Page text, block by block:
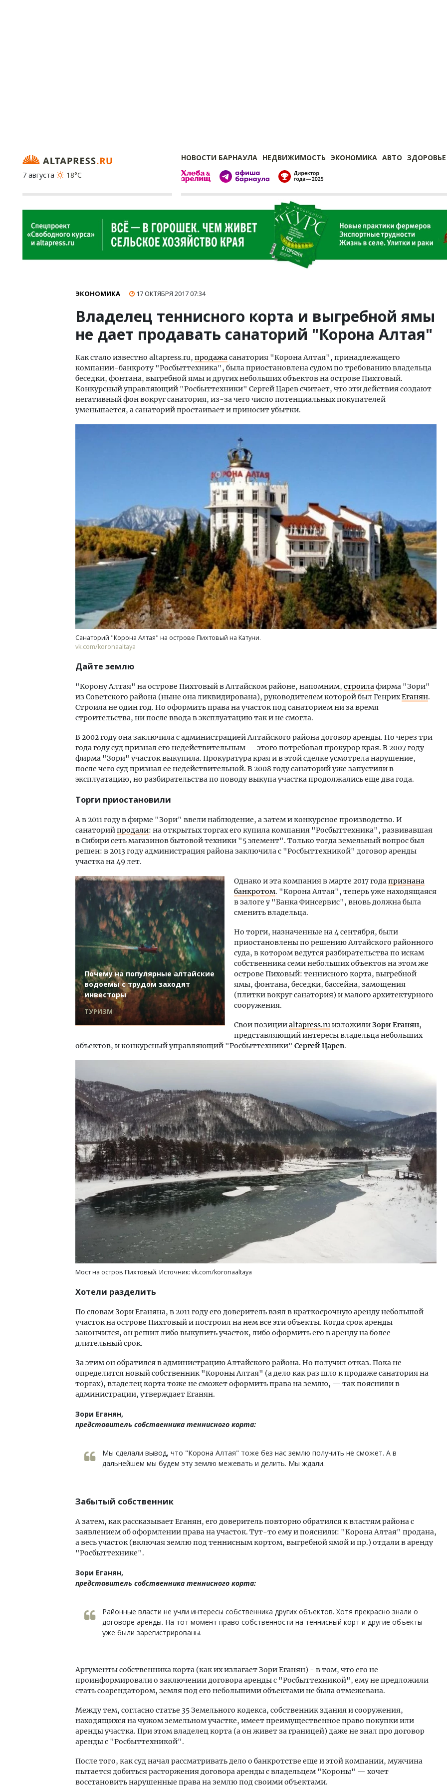
НОВОСТИ БАРНАУЛА НЕДВИЖИМОСТЬ ЭКОНОМИКА АВТО ЗДОРОВЬЕ
7 августа
18°C
ЭКОНОМИКА 17 ОКТЯБРЯ 201707:34
Владелец теннисного корта и выгребной ямы
не дает продавать санаторий "Корона Алтая"
Как стало известно altapress.ru, продажасанатория "Корона Алтая", принадлежащего
компании-банкроту "Росбыттехника", была приостановлена судом по требованию владельца
беседки, фонтана, выгребной ямы и других небольших объектов на острове Пихтовый.
Конкурсный управляющий "Росбыттехники" Сергей Царев считает, что эти действия создают
негативный фон вокруг санатория, из-за чего число потенциальных покупателей
уменьшается, а санаторий простаивает и приносит убытки.
Санаторий "Корона Алтая" на острове Пихтовый на Катуни.
vk.com/koronaaltaya
Дайте землю
"Корону Алтая" на острове Пихтовый в Алтайском районе, напомним, строилафирма "Зори"
из Советского района (ныне она ликвидирована), руководителем которой был ГенрихЕганян.
Строила не один год. Но оформить права на участок под санаторием ни за время
строительства, ни после ввода в эксплуатацию так и не смогла.
В 2002 году она заключила с администрацией Алтайского района договор аренды. Но через три
года году суд признал его недействительным — этого потребовал прокурор края. В 2007 году
фирма "Зори" участок выкупила. Прокуратура края и в этой сделке усмотрела нарушение,
после чего суд признал ее недействительной. В 2008 году санаторий уже запустили в
эксплуатацию, но разбирательства по поводу выкупа участка продолжались еще два года.
Торги приостановили
А в 2011 году в фирме "Зори" ввели наблюдение, а затем и конкурсное производство. И
санаторийпродали: на открытых торгах его купила компания "Росбыттехника", развивавшая
в Сибири сеть магазинов бытовой техники "5 элемент". Только тогда земельный вопрос был
решен: в 2013 году администрация района заключила с "Росбыттехникой" договор аренды
участка на 49 лет.
Почему на популярные алтайские
водоемы с трудом заходят
инвесторы
ТУРИЗМ
Однако и эта компания в марте 2017 годапризнана
банкротом. "Корона Алтая", теперь уже находящаяся
в залоге у "Банка Финсервис", вновь должна была
сменить владельца.
Но торги, назначенные на 4 сентября, были
приостановлены по решению Алтайского районного
суда, в котором ведутся разбирательства по искам
собственника семи небольших объектов на этом же
острове Пиховый: теннисного корта, выгребной
ямы, фонтана, беседки, бассейна, замощения
(плитки вокруг санатория) и малого архитектурного
сооружения.
Свои позицииaltapress.ruизложили Зори Еганян,
представляющий интересы владельца небольших
объектов, и конкурсный управляющий "Росбыттехники" Сергей Царев.
Мост на остров Пихтовый. Источник: vk.com/koronaaltaya
Хотели разделить
По словам Зори Еганяна, в 2011 году его доверитель взял в краткосрочную аренду небольшой
участок на острове Пихтовый и построил на нем все эти объекты. Когда срок аренды
закончился, он решил либо выкупить участок, либо оформить его в аренду на более
длительный срок.
За этим он обратился в администрацию Алтайского района. Но получил отказ. Пока не
определится новый собственник "Короны Алтая" (а дело как раз шло к продаже санатория на
торгах), владелец корта тоже не сможет оформить права на землю, — так пояснили в
администрации, утверждает Еганян.
Зори Еганян,
представитель собственника теннисного корта:
Мы сделали вывод, что "Корона Алтая" тоже без нас землю получить не сможет. А в
дальнейшем мы будем эту землю межевать и делить. Мы ждали.
Забытый собственник
А затем, как рассказывает Еганян, его доверитель повторно обратился к властям района с
заявлением об оформлении права на участок. Тут-то ему и пояснили: "Корона Алтая" продана,
а весь участок (включая землю под теннисным кортом, выгребной ямой и пр.) отдали в аренду
"Росбыттехнике".
Зори Еганян,
представитель собственника теннисного корта:
Районные власти не учли интересы собственника других объектов. Хотя прекрасно знали о
договоре аренды. На тот момент право собственности на теннисный корт и другие объекты
уже были зарегистрированы.
Аргументы собственника корта (как их излагает Зори Еганян) - в том, что его не
проинформировали о заключении договора аренды с "Росбыттехникой", ему не предложили
стать соарендатором, земля под его небольшими объектами не была отмежевана.
Между тем, согласно статье 35 Земельного кодекса, собственник здания и сооружения,
находящихся на чужом земельном участке, имеет преимущественное право покупки или
аренды участка. При этом владелец корта (а он живет за границей) даже не знал про договор
аренды с "Росбыттехникой".
После того, как суд начал рассматривать дело о банкротстве еще и этой компании, мужчина
пытается добиться расторжения договора аренды с владельцем "Короны" — хочет
восстановить нарушенные права на землю под своими объектами.
Архитектурный код
земли. Мощение
плитами становится
стандартом
СТРОИТЕЛЬСТВО